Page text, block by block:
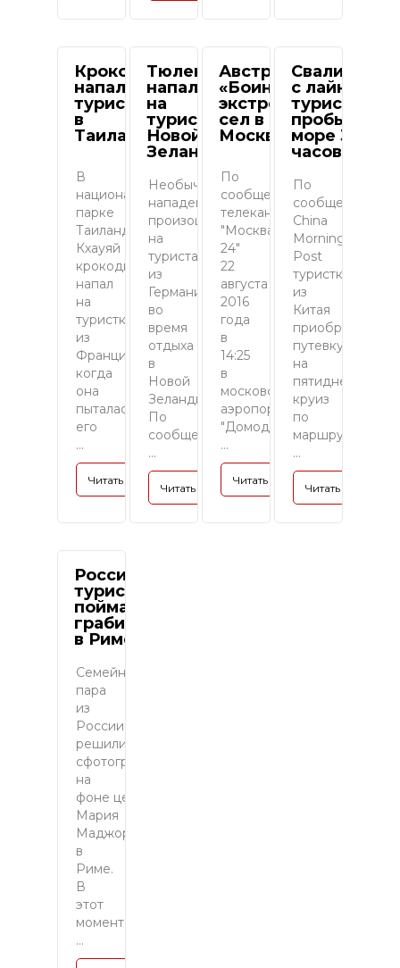
Крокодил
напал на
туристку
в
Таиланде
В
национальном
парке
Таиланда
Кхауяй
крокодил
напал
на
туристку
из
Франции,
когда
она
пыталась
его
...
Читать полностью »
Тюлени
напали
на
туриста в
Новой
Зеландии
Необычное
нападение
произошло
на
туриста
из
Германии
во
время
отдыха
в
Новой
Зеландии.
По
сообщению
...
Читать полностью »
Австрийский
«Боинг»
экстренно
сел в
Москве
По
сообщению
телеканала
"Москва
24"
22
августа
2016
года
в
14:25
в
московском
аэропорту
"Домодедово"
...
Читать полностью »
с лайнера
туристка
пробыла в
море 38
часов
По
сообщению
China
Morning
Post
туристка
из
Китая
приобрела
путевку
на
пятидневный
круиз
по
маршруту
...
Читать
Российский
турист
поймал
грабителя
в Риме
Семейная
пара
из
России
решили
сфотографироваться
на
фоне церкви
Мария
Маджоре
в
Риме.
В
этот
момент
...